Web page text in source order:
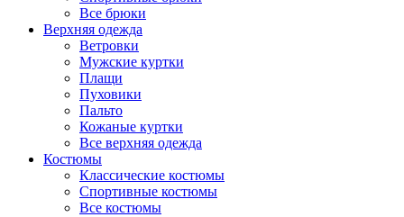
Все брюки
Верхняя одежда
Ветровки
Мужские куртки
Плащи
Пуховики
Пальто
Кожаные куртки
Все верхняя одежда
Костюмы
Классические костюмы
Спортивные костюмы
Все костюмы